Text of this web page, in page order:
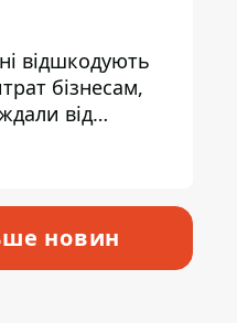
відшкодують
бізнесам,
від
новин